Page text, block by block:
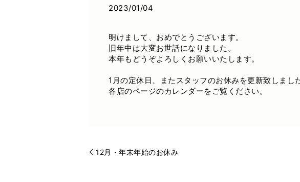
2023/01/04
明けまして、おめでとうございます。
旧年中は大変お世話になりました。
本年もどうぞよろしくお願いいたします。
1月の定休日、またスタッフのお休みを更新致しました
各店のページのカレンダーをご覧ください。
12月・年末年始のお休み